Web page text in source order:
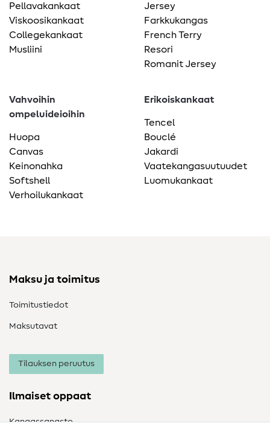
Pellavakankaat
Viskoosikankaat
Collegekankaat
Musliini
Jersey
Farkkukangas
French Terry
Resori
Romanit Jersey
Vahvoihin
ompeluideioihin
Huopa
Canvas
Keinonahka
Softshell
Verhoilukankaat
Erikoiskankaat
Tencel
Bouclé
Jakardi
Vaatekangasuutuudet
Luomukankaat
Maksu ja toimitus
Toimitustiedot
Maksutavat
Tilauksen peruutus
Ilmaiset oppaat
Kangassanasto